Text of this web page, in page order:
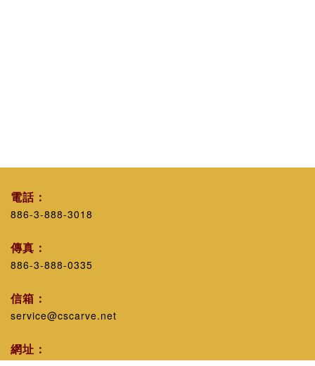
電話：
886-3-888-3018
傳真：
886-3-888-0335
信箱：
service@cscarve.net
網址：